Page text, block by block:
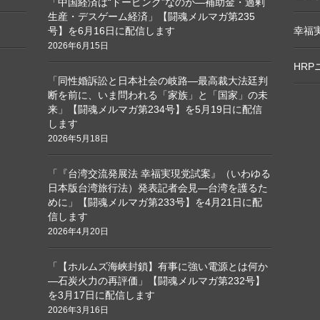
生産・デスゲーム経済」【闘魂メルマガ第235
号】を6月16日に配信します
2026年6月15日
「同性婚訴訟と日本社会の岐路―最高裁大法廷判
断を前に、いま問われる「家族」と「国家」の未
来」【闘魂メルマガ第234号】を5月19日に配信
します
2026年5月18日
「『台湾交流発展法 幸福実現党試案』（いわゆる
日本版台湾旅行法）発表記者会見―台湾を護るた
めに」【闘魂メルマガ第233号】を4月21日に配
信します
2026年4月20日
「【ホルムズ海峡封鎖】有事に強い電源とは何か
―石炭火力の再評価」【闘魂メルマガ第232号】
を3月17日に配信します
2026年3月16日
幸福
HRP